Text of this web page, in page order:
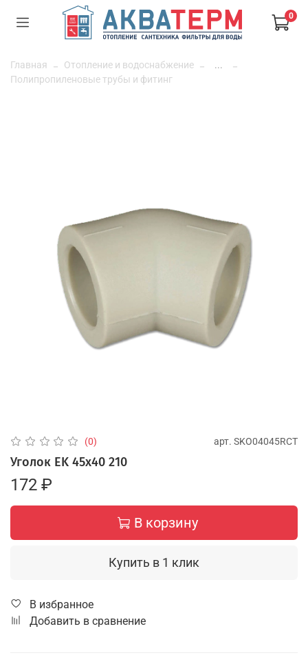
0
Главная Отопление и водоснабжение
...
Полипропиленовые трубы и фитинг
(0) арт. SKO04045RCT
Уголок EK 45х40 210
172 ₽
В корзину
Купить в 1 клик
В избранное
Добавить в сравнение